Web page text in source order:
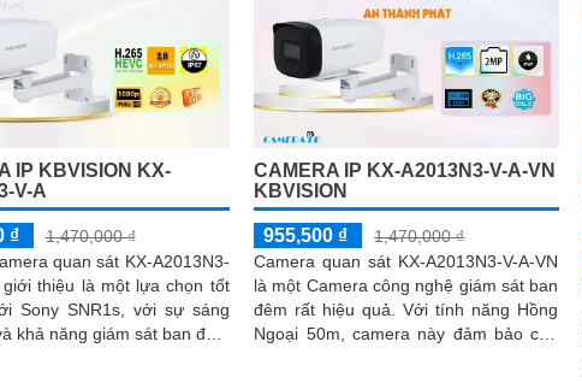
IP KBVISION KX-
V-A
₫
1,470,000 ₫
quan sát KX-A2013N3-
thiệu là một lựa chọn tốt
Sony SNR1s, với sự sáng
khả năng giám sát ban đêm
CAMERA IP KX-A2013N3-V-A-VN
KBVISION
955,500 ₫
1,470,000 ₫
Camera quan sát KX-A2013N3-V-A-VN
là một Camera công nghệ giám sát ban
đêm rất hiệu quả. Với tính năng Hồng
Ngoại 50m, camera này đảm bảo cho